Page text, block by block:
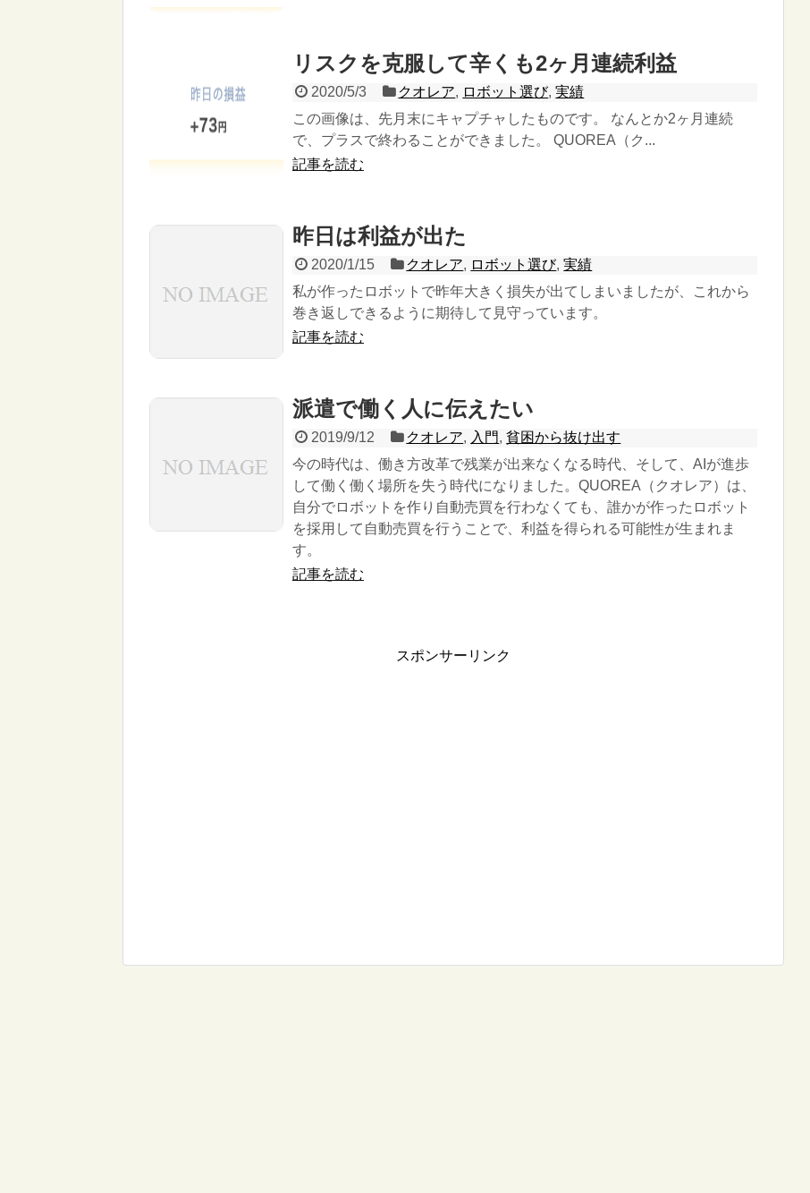
リスクを克服して辛くも2ヶ月連続利益
2020/5/3 クオレア, ロボット選び,実績
この画像は、先月末にキャプチャしたものです。 なんとか2ヶ月連続
で、プラスで終わることができました。 QUOREA（ク...
記事を読む
昨日は利益が出た
2020/1/15 クオレア, ロボット選び,実績
私が作ったロボットで昨年大きく損失が出てしまいましたが、これから
巻き返しできるように期待して見守っています。
記事を読む
派遣で働く人に伝えたい
2019/9/12 クオレア, 入門,貧困から抜け出す
今の時代は、働き方改革で残業が出来なくなる時代、そして、AIが進歩
して働く働く場所を失う時代になりました。QUOREA（クオレア）は、
自分でロボットを作り自動売買を行わなくても、誰かが作ったロボット
を採用して自動売買を行うことで、利益を得られる可能性が生まれま
す。
記事を読む
スポンサーリンク